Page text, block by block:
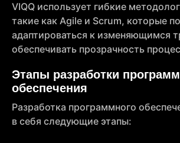
VIQQ использует гибкие
такие как Agile и Scrum, которые
адаптироваться к изменяющимся
обеспечивать прозрачность
Этапы разработки
обеспечения
Разработка программного
в себя следующие этапы: